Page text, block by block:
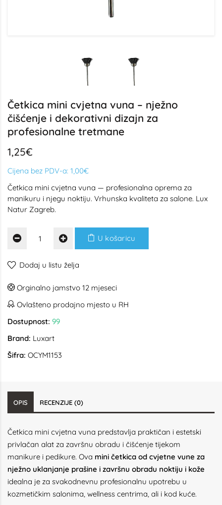
Četkica mini cvjetna vuna – nježno
čišćenje i dekorativni dizajn za
profesionalne tretmane
1,25€
Cijena bez PDV-a: 1,00€
Četkica mini cvjetna vuna — profesionalna oprema za
manikuru i njegu noktiju. Vrhunska kvaliteta za salone. Lux
Natur Zagreb.
U košaricu
Dodaj u listu želja
Orginalno jamstvo 12 mjeseci
Ovlašteno prodajno mjesto u RH
Dostupnost: 99
Brand: Luxart
Šifra: OCYM1153
OPIS RECENZIJE (0)
Četkica mini cvjetna vuna predstavlja praktičan i estetski
privlačan alat za završnu obradu i čišćenje tijekom
manikure i pedikure. Ova mini četkica od cvjetne vune za
nježno uklanjanje prašine i završnu obradu noktiju i kože
idealna je za svakodnevnu profesionalnu upotrebu u
kozmetičkim salonima, wellness centrima, ali i kod kuće.